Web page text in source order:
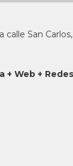
calle San Carlos,
Web +